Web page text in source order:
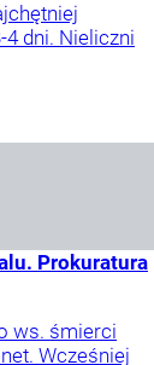
4 dni. Nieliczni
Prokuratura
ws. śmierci
Wcześniej